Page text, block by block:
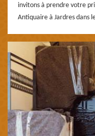
invitons à prendre votre
Antiquaire à Jardres dans